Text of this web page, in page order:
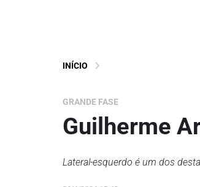
INÍCIO
GRANDE FASE
Guilherme
Lateral-esquerdo é um dos